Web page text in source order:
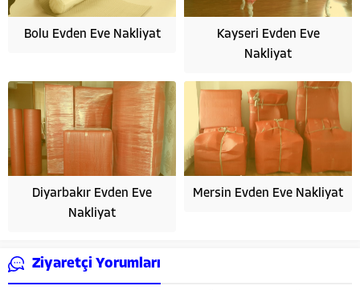
Bolu Evden Eve Nakliyat
Kayseri Evden Eve
Nakliyat
Diyarbakır Evden Eve
Nakliyat
Mersin Evden Eve Nakliyat
Ziyaretçi Yorumları